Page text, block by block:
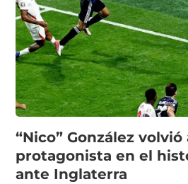
“Nico” González volvió
protagonista en el
ante Inglaterra